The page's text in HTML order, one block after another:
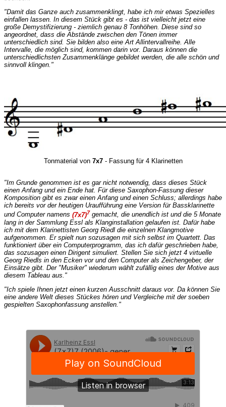
"Damit das Ganze auch zusammenklingt, habe ich mir etwas Spezielles
einfallen lassen. In diesem Stück gibt es - das ist vielleicht jetzt eine
große Demystifizierung - ziemlich genau 8 Tonhöhen. Diese sind so
angeordnet, dass die Abstände zwischen den Tönen immer
unterschiedlich sind. Sie bilden also eine Art Allintervallreihe. Alle
Intervalle, die möglich sind, kommen darin vor. Daraus können die
unterschiedlichsten Zusammenklänge gebildet werden, die alle schön und
sinnvoll klingen."
Tonmaterial von 7x7- Fassung für 4 Klarinetten
"Im Grunde genommen ist es gar nicht notwendig, dass dieses Stück
einen Anfang und ein Ende hat. Für diese Saxophon-Fassung dieser
Komposition gibt es zwar einen Anfang und einen Schluss; allerdings habe
ich bereits vor der heutigen Uraufführung eine Version für Bassklarinette
und Computer namens (7x7)7 gemacht, die unendlich ist und die 5 Monate
lang in der Sammlung Essl als Klanginstallation gelaufen ist. Dafür habe
ich mit dem Klarinettisten Georg Riedl die einzelnen Klangmotive
aufgenommen. Er spielt nun sozusagen mit sich selbst im Quartett. Das
funktioniert über ein Computerprogramm, das ich dafür geschrieben habe,
das sozusagen einen Dirigent simuliert. Stellen Sie sich jetzt 4 virtuelle
Georg Riedls in den Ecken vor und den Computer als Zeichengeber, der
Einsätze gibt. Der "Musiker" wiederum wählt zufällig eines der Motive aus
diesem Tableau aus."
"Ich spiele Ihnen jetzt einen kurzen Ausschnitt daraus vor. Da können Sie
eine andere Welt dieses Stückes hören und Vergleiche mit der soeben
gespielten Saxophonfassung anstellen."